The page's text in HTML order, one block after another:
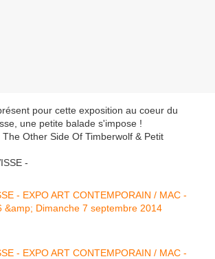
pour cette exposition au coeur du
une petite balade s'impose !
Other Side Of Timberwolf & Petit
-